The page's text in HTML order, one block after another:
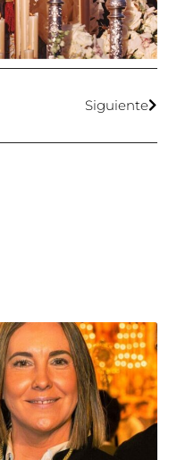
Siguiente